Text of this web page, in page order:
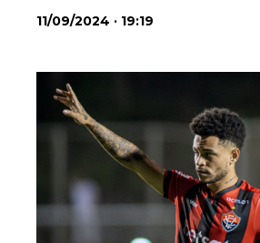
11/09/2024 · 19:19